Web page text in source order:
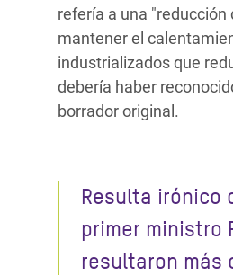
refería a una
mantener el
industrializados que
debería haber
borrador original.
Resulta irónico
primer ministro
resultaron más